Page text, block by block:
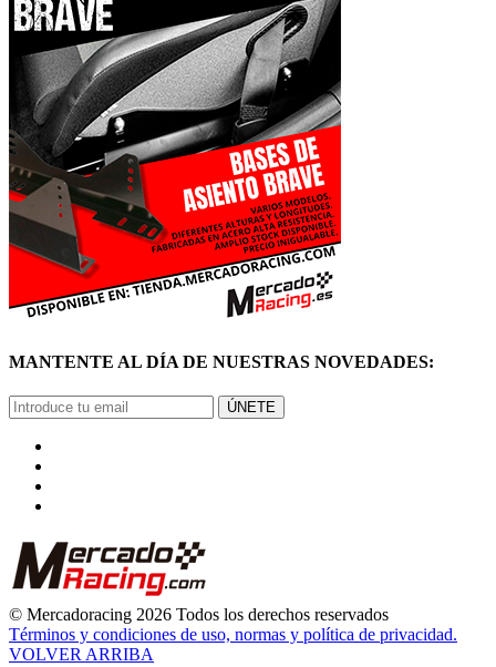
MANTENTE AL DÍA DE NUESTRAS NOVEDADES:
ÚNETE
© Mercadoracing 2026 Todos los derechos reservados
Términos y condiciones de uso, normas y política de privacidad.
VOLVER ARRIBA